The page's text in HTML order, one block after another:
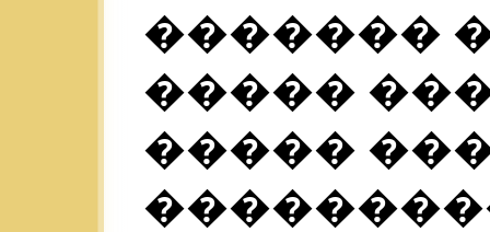
�������
�����
�����